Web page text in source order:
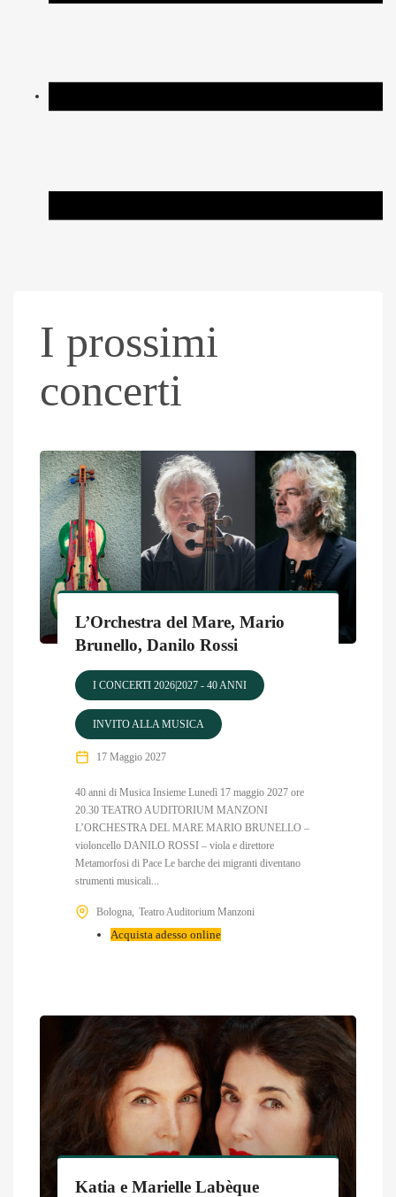
I prossimi
concerti
L’Orchestra del Mare, Mario
Brunello, Danilo Rossi
I CONCERTI 2026|2027 - 40 ANNI
INVITO ALLA MUSICA
17 Maggio 2027
40 anni di Musica Insieme Lunedì 17 maggio 2027 ore
20.30 TEATRO AUDITORIUM MANZONI
L’ORCHESTRA DEL MARE MARIO BRUNELLO –
violoncello DANILO ROSSI – viola e direttore
Metamorfosi di Pace Le barche dei migranti diventano
strumenti musicali...
Bologna Teatro Auditorium Manzoni
Acquista adesso online
Katia e Marielle Labèque